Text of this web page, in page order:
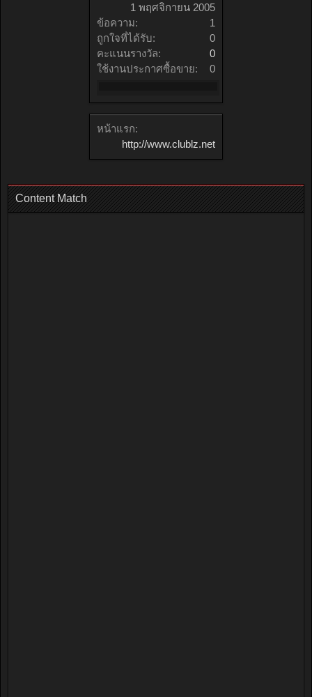
1 พฤศจิกายน 2005
ข้อความ:
1
ถูกใจที่ได้รับ:
0
คะแนนรางวัล:
0
ใช้งานประกาศซื้อขาย:
0
หน้าแรก:
http://www.clublz.net
Content Match